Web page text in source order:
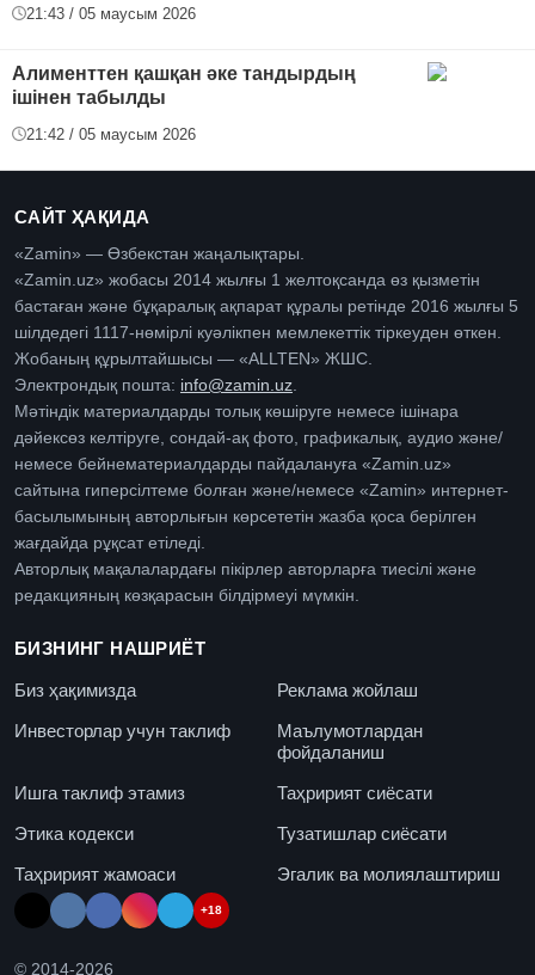
21:43 / 05 маусым 2026
Алименттен қашқан әке тандырдың
ішінен табылды
21:42 / 05 маусым 2026
САЙТ ҲАҚИДА
«Zamin» — Өзбекстан жаңалықтары.
«Zamin.uz» жобасы 2014 жылғы 1 желтоқсанда өз қызметін
бастаған және бұқаралық ақпарат құралы ретінде 2016 жылғы 5
шілдедегі 1117-нөмірлі куәлікпен мемлекеттік тіркеуден өткен.
Жобаның құрылтайшысы — «ALLTEN» ЖШС.
Электрондық пошта: info@zamin.uz
Мәтіндік материалдарды толық көшіруге немесе ішінара
дәйексөз келтіруге, сондай-ақ фото, графикалық, аудио және/
немесе бейнематериалдарды пайдалануға «Zamin.uz»
сайтына гиперсілтеме болған және/немесе «Zamin» интернет-
басылымының авторлығын көрсететін жазба қоса берілген
жағдайда рұқсат етіледі.
Авторлық мақалалардағы пікірлер авторларға тиесілі және
редакцияның көзқарасын білдірмеуі мүмкін.
БИЗНИНГ НАШРИЁТ
Биз ҳақимизда
Реклама жойлаш
Инвесторлар учун таклиф
Маълумотлардан
фойдаланиш
Ишга таклиф этамиз
Таҳририят сиёсати
Этика кодекси
Тузатишлар сиёсати
Таҳририят жамоаси
Эгалик ва молиялаштириш
+18
© 2014-2026